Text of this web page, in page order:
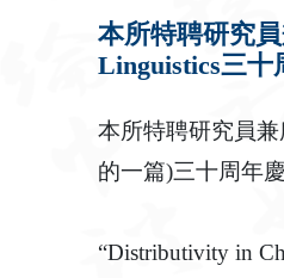
本所特聘研究
Linguistics三十
本所特聘研究員兼
的一篇)三十周年
“Distributivity in